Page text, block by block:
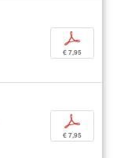
p
€ 7,95
p
€ 7,95